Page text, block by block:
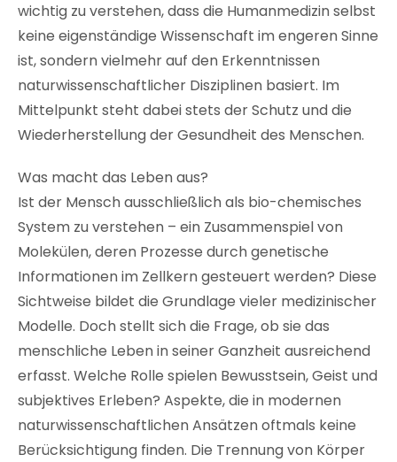
wichtig zu verstehen, dass die Humanmedizin selbst
keine eigenständige Wissenschaft im engeren Sinne
ist, sondern vielmehr auf den Erkenntnissen
naturwissenschaftlicher Disziplinen basiert. Im
Mittelpunkt steht dabei stets der Schutz und die
Wiederherstellung der Gesundheit des Menschen.
Was macht das Leben aus?
Ist der Mensch ausschließlich als bio-chemisches
System zu verstehen – ein Zusammenspiel von
Molekülen, deren Prozesse durch genetische
Informationen im Zellkern gesteuert werden? Diese
Sichtweise bildet die Grundlage vieler medizinischer
Modelle. Doch stellt sich die Frage, ob sie das
menschliche Leben in seiner Ganzheit ausreichend
erfasst. Welche Rolle spielen Bewusstsein, Geist und
subjektives Erleben? Aspekte, die in modernen
naturwissenschaftlichen Ansätzen oftmals keine
Berücksichtigung finden. Die Trennung von Körper